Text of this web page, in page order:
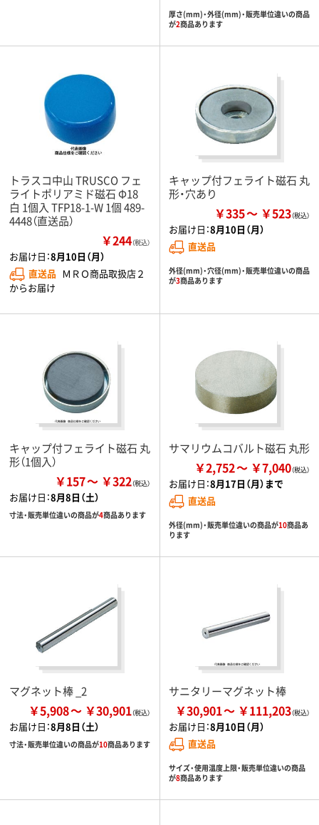
厚さ(mm)・外径(mm)・販売単位違いの商品
が2商品あります
トラスコ中山 TRUSCO フェ
ライトポリアミド磁石 Φ18
白 1個入 TFP18-1-W 1個 489-
4448（直送品）
￥244（税込）
お届け日：8月10日（月）
直送品 ＭＲＯ商品取扱店２
からお届け
キャップ付フェライト磁石 丸
形・穴あり
￥335 ￥523
お届け日：8月10日（月）
直送品
外径(mm)・穴径(mm)・販売単位違いの商品
が3商品あります
キャップ付フェライト磁石 丸
形（1個入）
￥157 ￥322
お届け日：8月8日（土）
寸法・販売単位違いの商品が4商品あります
サマリウムコバルト磁石 丸形
￥2,752 ￥7,040
お届け日：8月17日（月）まで
直送品
外径(mm)・販売単位違いの商品が10商品あ
ります
マグネット棒 _2
￥5,908 ￥30,901
お届け日：8月8日（土）
寸法・販売単位違いの商品が10商品あります
サニタリーマグネット棒
￥30,901 ￥111,203
お届け日：8月10日（月）
直送品
サイズ・使用温度上限・販売単位違いの商品
が8商品あります